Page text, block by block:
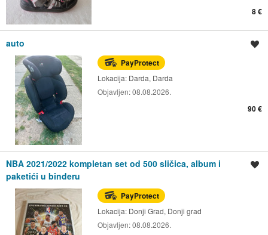
8 €
auto
PayProtect
Lokacija: Darda, Darda
Objavljen:08.08.2026.
90 €
NBA 2021/2022 kompletan set od 500 sličica, album i
paketići u binderu
PayProtect
Lokacija: Donji Grad, Donji grad
Objavljen:08.08.2026.